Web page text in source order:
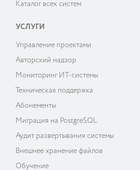
Каталог всех систем
УСЛУГИ
Управление проектами
Авторский надзор
Мониторинг ИТ-системы
Техническая поддержка
Абонементы
Миграция на PostgreSQL
Аудит развёртывания системы
Внешнее хранение файлов
Обучение